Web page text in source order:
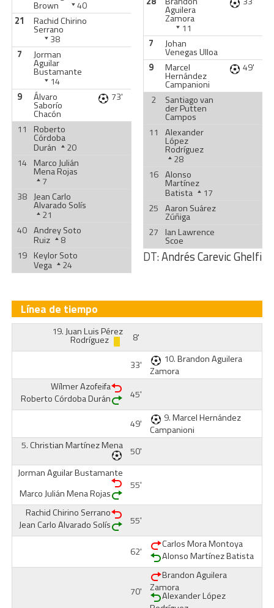
Brown
40
21
Rachid Chirino
Serrano
38
7
Jorman
Aguilar
Bustamante
14
9
Álvaro
Saborío
Chacón
73'
11 Roberto
Córdoba
Durán
20
14 Marco Julián
Mena Rojas
7
38 Jean Carlo
Alvarado Solís
21
40 Andrey Soto
Ruiz
8
19 Keylor Soto
Vega 24
Aguilera
Zamora
11
7 Johan
Venegas Ulloa
9
Marcel
Hernández
Campanioni
49'
2 Santiago van
der Putten
Campos
11 Alexander
López
Rodríguez
28
16 Alonso
Martínez
Batista
17
25 Aaron Suárez
Zúñiga
27 Ian Lawrence
Scoe
DT:Andrés Carevic Ghelfi
Línea de tiempo
19.Juan Luis Pérez
Rodríguez 8'
33' 10.Brandon Aguilera
Zamora
Wílmer Azofeifa
Roberto Córdoba Durán
45'
49' 9.Marcel Hernández
Campanioni
5.Christian Martínez Mena 50'
Jorman Aguilar Bustamante
Marco Julián Mena Rojas
55'
Rachid Chirino Serrano
Jean Carlo Alvarado Solís
55'
62'
Carlos Mora Montoya
Alonso Martínez Batista
70'
Brandon Aguilera
Zamora
Alexander López